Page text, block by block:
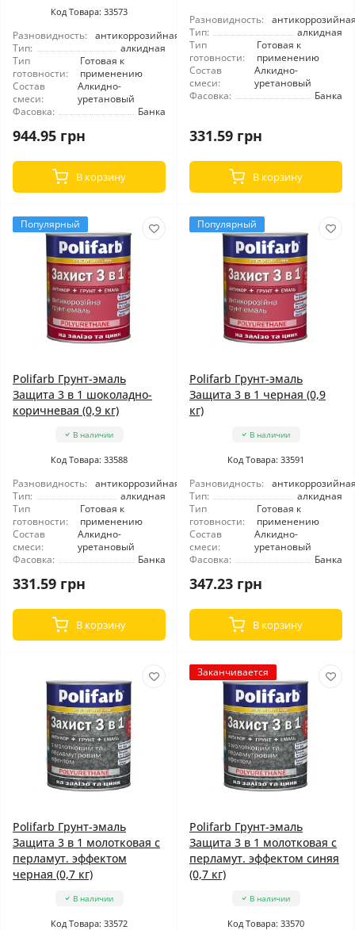
Код Товара: 33573
Разновидность:
антикоррозийная
Тип:
алкидная
Тип
готовности:
Готовая к
применению
Состав
смеси:
Алкидно-
уретановый
Фасовка:
Банка
944.95 грн
В корзину
Разновидность:
Тип:
алкидная
Тип
готовности:
Готовая к
применению
Состав
смеси:
Алкидно-
уретановый
Фасовка:
Банка
331.59 грн
В корзину
Популярный
Polifarb Грунт-эмаль
Защита 3 в 1 шоколадно-
коричневая (0,9 кг)
В наличии
Код Товара: 33588
Разновидность:
антикоррозийная
Тип:
алкидная
Тип
готовности:
Готовая к
применению
Состав
смеси:
Алкидно-
уретановый
Фасовка:
Банка
331.59 грн
В корзину
Популярный
Polifarb Грунт-эмаль
Защита 3 в 1 черная (0,9
кг)
В наличии
Код Товара: 33591
Разновидность:
Тип:
алкидная
Тип
готовности:
Готовая к
применению
Состав
смеси:
Алкидно-
уретановый
Фасовка:
Банка
347.23 грн
В корзину
Polifarb Грунт-эмаль
Защита 3 в 1 молотковая с
перламут. эффектом
черная (0,7 кг)
В наличии
Код Товара: 33572
Заканчивается
Polifarb Грунт-эмаль
Защита 3 в 1 молотковая с
перламут. эффектом синяя
(0,7 кг)
В наличии
Код Товара: 33570